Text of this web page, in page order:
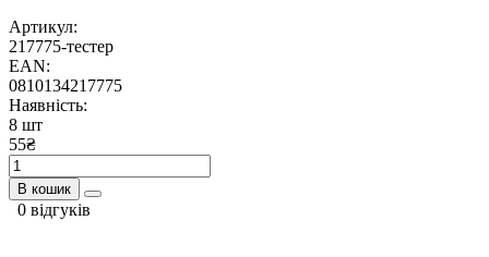
Артикул:
217775-тестер
EAN:
0810134217775
Наявність:
8 шт
55₴
В кошик
0 відгуків